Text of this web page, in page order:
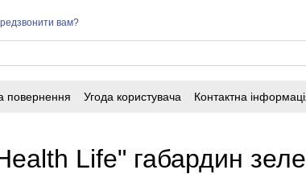
вам?
повернення Угода користувача Контактна
Life" габардин